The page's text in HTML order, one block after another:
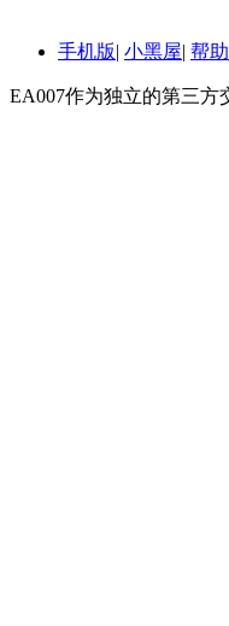
手机版| 小黑屋| 帮
EA007作为独立的第三